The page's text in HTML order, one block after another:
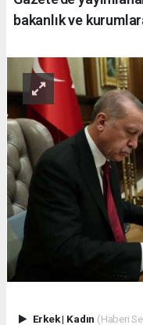
bakanlık ve
Erkek| Kadın (Haberi